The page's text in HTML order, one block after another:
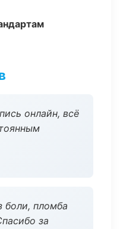
онлайн, всё
боли, пломба
за